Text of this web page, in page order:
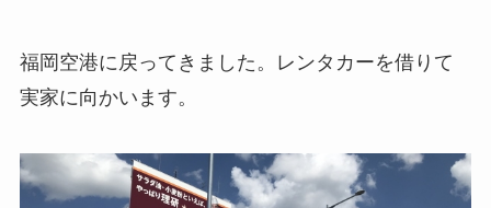
福岡空港に戻ってきました。レンタカーを借りて
実家に向かいます。